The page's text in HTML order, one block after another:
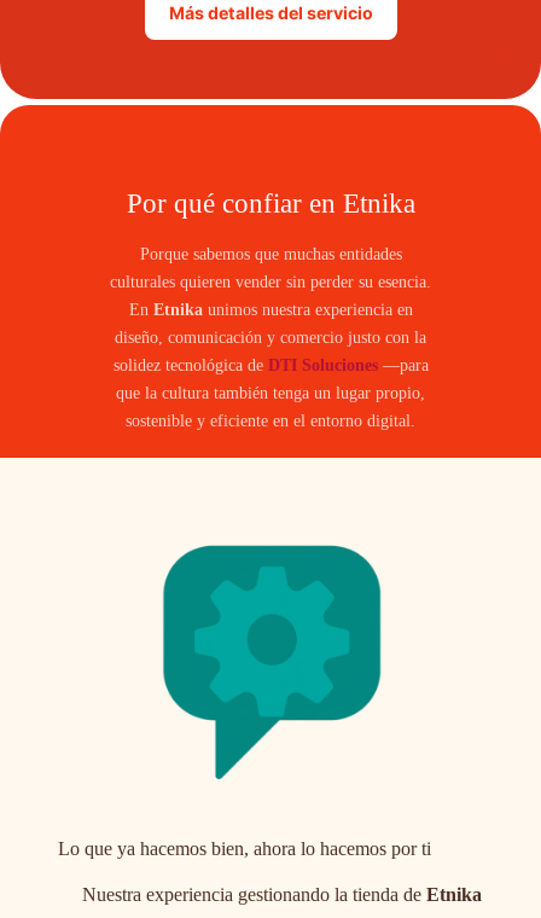
Más detalles del servicio
Por qué confiar en Etnika
Porque sabemos que muchas entidades
culturales quieren vender sin perder su esencia.
En Etnikaunimos nuestra experiencia en
diseño, comunicación y comercio justo con la
solidez tecnológica de DTI Soluciones—para
que la cultura también tenga un lugar propio,
sostenible y eficiente en el entorno digital.
Lo que ya hacemos bien, ahora lo hacemos por ti
Nuestra experiencia gestionando la tienda de Etnika